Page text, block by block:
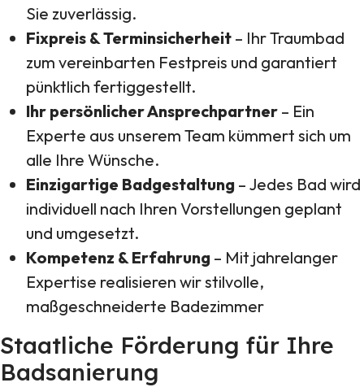
Sie zuverlässig.
Fixpreis & Terminsicherheit – Ihr Traumbad
zum vereinbarten Festpreis und garantiert
pünktlich fertiggestellt.
Ihr persönlicher Ansprechpartner – Ein
Experte aus unserem Team kümmert sich um
alle Ihre Wünsche.
Einzigartige Badgestaltung – Jedes Bad wird
individuell nach Ihren Vorstellungen geplant
und umgesetzt.
Kompetenz & Erfahrung – Mit jahrelanger
Expertise realisieren wir stilvolle,
maßgeschneiderte Badezimmer
Staatliche Förderung für Ihre
Badsanierung